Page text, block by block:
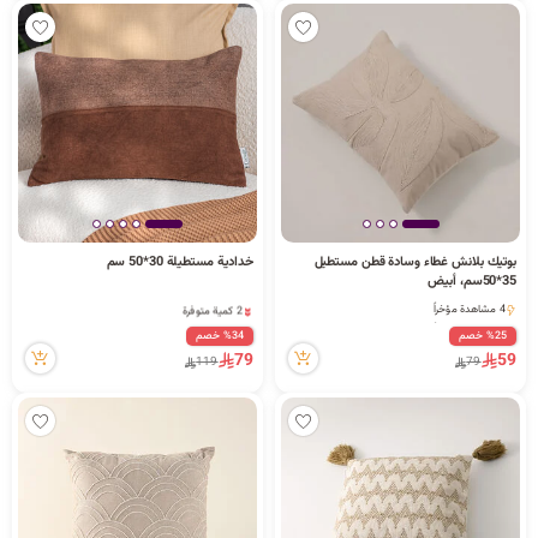
بوتيك بلانش غطاء وسادة قطن مستطيل
35*50سم، أبيض
4 مشاهدة مؤخراً
4 مشاهدة مؤخراً%25 خصم
59
79
خدادية مستطيلة 30*50 سم
2 كمية متوفرة
2 كمية متوفرة
3 مشاهدة مؤخراً%34 خصم
79
119